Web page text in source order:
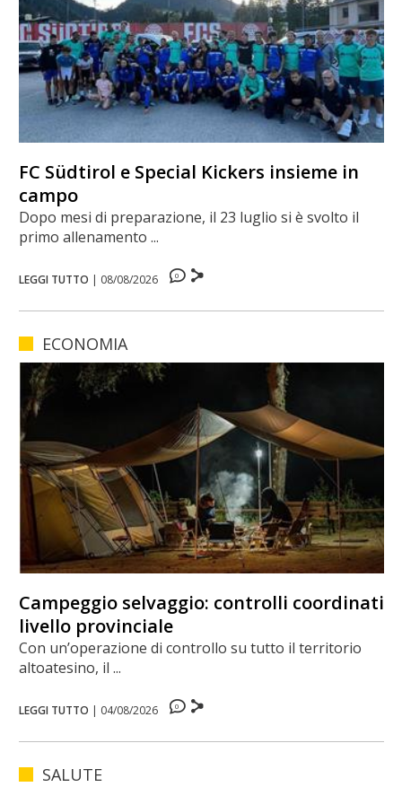
FC Südtirol e Special Kickers insieme in
campo
Dopo mesi di preparazione, il 23 luglio si è svolto il
primo allenamento ...
LEGGI TUTTO | 08/08/2026 0
ECONOMIA
Campeggio selvaggio: controlli coordinati a
livello provinciale
Con un’operazione di controllo su tutto il territorio
altoatesino, il ...
LEGGI TUTTO | 04/08/2026 0
SALUTE